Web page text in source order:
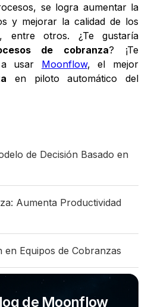
se logra aumentar la
y mejorar la calidad de los
entre otros. ¿Te gustaría
de cobranza? ¡Te
a usar Moonflow, el mejor
en piloto automático del
de Decisión Basado en
Aumenta Productividad
en Equipos de Cobranzas
de Moonflow